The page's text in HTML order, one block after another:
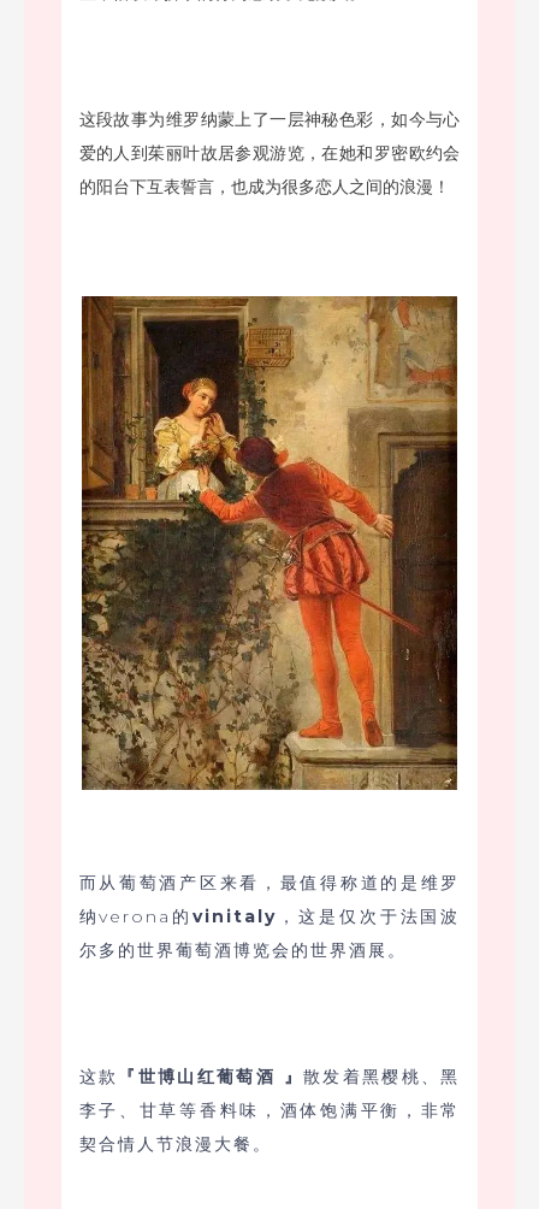
这段故事为维罗纳蒙上了一层神秘色彩，如今与心
爱的人到茱丽叶故居参观游览，在她和罗密欧约会
的阳台下互表誓言，也成为很多恋人之间的浪漫！
而从葡萄酒产区来看，最值得称道的是维罗
纳verona的vinitaly ，这是仅次于法国波
尔多的世界葡萄酒博览会的世界酒展。
这款 『世博山红葡萄酒 』 散发着黑樱桃、黑
李子、甘草等香料味，酒体饱满平衡，非常
契合情人节浪漫大餐。